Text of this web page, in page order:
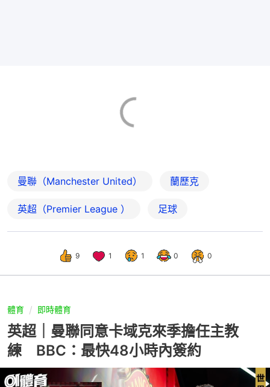
曼聯（Manchester United） 蘭歷克
英超（Premier League ） 足球
9 1 1 0 0
體育 即時體育
英超｜曼聯同意卡域克來季擔任主教
練 BBC：最快48小時內簽約